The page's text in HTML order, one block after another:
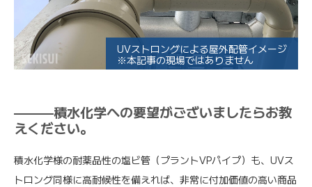
UVストロングによる屋外配管イメージ
※本記事の現場ではありません
———積水化学への要望がございましたらお教
えください。
積水化学様の耐薬品性の塩ビ管（プラントVPパイプ）も、UVス
トロング同様に高耐候性を備えれば、非常に付加価値の高い商品